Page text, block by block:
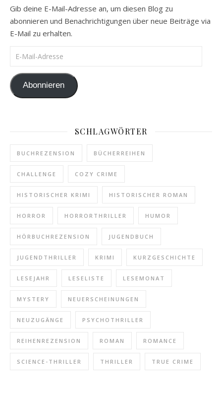
Gib deine E-Mail-Adresse an, um diesen Blog zu
abonnieren und Benachrichtigungen über neue Beiträge via
E-Mail zu erhalten.
E-Mail-Adresse
Abonnieren
SCHLAGWÖRTER
BUCHREZENSION BÜCHERREIHEN
CHALLENGE COZY CRIME
HISTORISCHER KRIMI HISTORISCHER ROMAN
HORROR HORRORTHRILLER HUMOR
HÖRBUCHREZENSION JUGENDBUCH
JUGENDTHRILLER KRIMI KURZGESCHICHTE
LESEJAHR LESELISTE LESEMONAT
MYSTERY NEUERSCHEINUNGEN
NEUZUGÄNGE PSYCHOTHRILLER
REIHENREZENSION ROMAN ROMANCE
SCIENCE-THRILLER THRILLER TRUE CRIME